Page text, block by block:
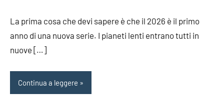
La prima cosa che devi sapere è che il 2026 è il primo
anno di una nuova serie. I pianeti lenti entrano tutti in
nuove […]
Continua a leggere